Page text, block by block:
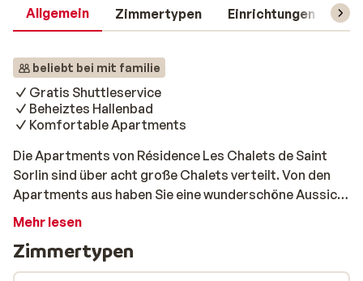
Allgemein Zimmertypen Einrichtungen
beliebt bei mit familie
Gratis Shuttleservice
Beheiztes Hallenbad
Komfortable Apartments
Die Apartments von Résidence Les Chalets de Saint
Sorlin sind über acht große Chalets verteilt. Von den
Apartments aus haben Sie eine wunderschöne Aussicht
über die schneebedeckten Bergspitzen des Gebietes
unkompliziert mit dem gratis Shuttleservice. Den
gemütlichen Ortskern von St. Sorin d’Arves erreicht
Mehr lesen
Zimmertypen